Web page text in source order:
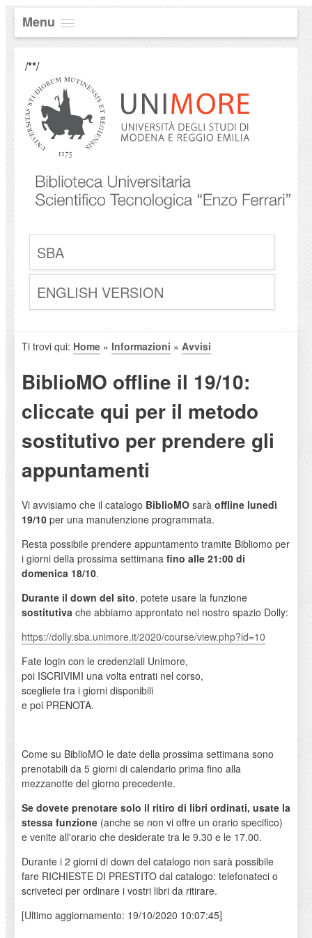
Menu
/**/
SBA
ENGLISH VERSION
Ti trovi qui: Home» Informazioni » Avvisi
BiblioMO offline il 19/10:
cliccate qui per il metodo
sostitutivo per prendere gli
appuntamenti
Vi avvisiamo che il catalogo BiblioMO sarà offline lunedì
19/10per una manutenzione programmata.
Resta possibile prendere appuntamento tramite Bibliomo per
i giorni della prossima settimana fino alle 21:00 di
domenica 18/10.
Durante il down del sito, potete usare la funzione
sostitutiva che abbiamo approntato nel nostro spazio Dolly:
https://dolly.sba.unimore.it/2020/course/view.php?id=10
Fate login con le credenziali Unimore,
poi ISCRIVIMI una volta entrati nel corso,
scegliete tra i giorni disponibili
e poi PRENOTA.
Come su BiblioMO le date della prossima settimana sono
prenotabili da 5 giorni di calendario prima fino alla
mezzanotte del giorno precedente.
Se dovete prenotare solo il ritiro di libri ordinati, usate la
stessa funzione(anche se non vi offre un orario specifico)
e venite all'orario che desiderate tra le 9.30 e le 17.00.
Durante i 2 giorni di down del catalogo non sarà possibile
fare RICHIESTE DI PRESTITO dal catalogo: telefonateci o
scriveteci per ordinare i vostri libri da ritirare.
[Ultimo aggiornamento: 19/10/2020 10:07:45]